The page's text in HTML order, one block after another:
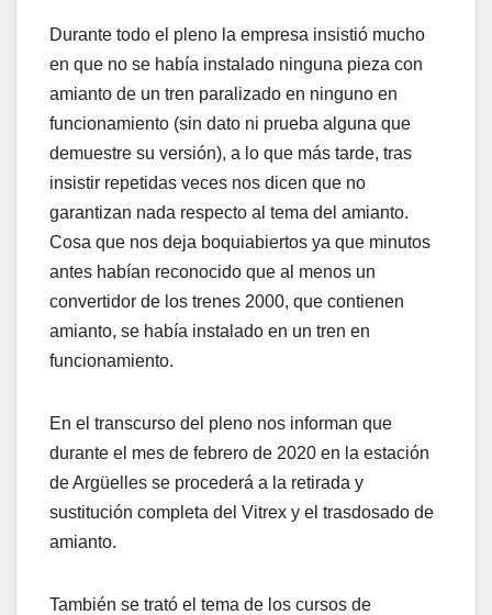
Durante todo el pleno la empresa insistió mucho
en que no se había instalado ninguna pieza con
amianto de un tren paralizado en ninguno en
funcionamiento (sin dato ni prueba alguna que
demuestre su versión), a lo que más tarde, tras
insistir repetidas veces nos dicen que no
garantizan nada respecto al tema del amianto.
Cosa que nos deja boquiabiertos ya que minutos
antes habían reconocido que al menos un
convertidor de los trenes 2000, que contienen
amianto, se había instalado en un tren en
funcionamiento.
En el transcurso del pleno nos informan que
durante el mes de febrero de 2020 en la estación
de Argüelles se procederá a la retirada y
sustitución completa del Vitrex y el trasdosado de
amianto.
También se trató el tema de los cursos de